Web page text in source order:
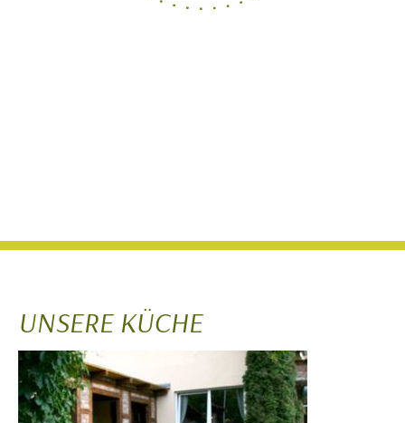
UNSERE KÜCHE